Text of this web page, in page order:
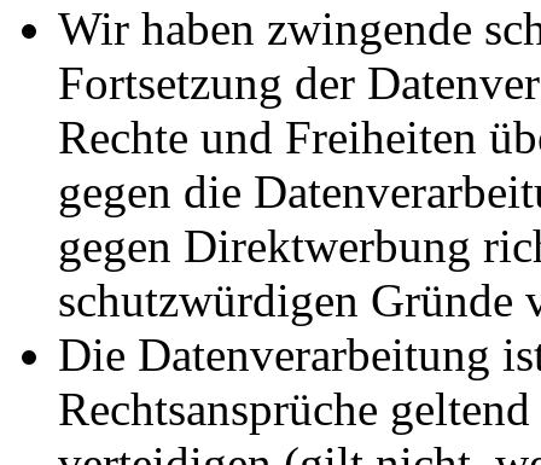
Wir haben zwingende
Fortsetzung der
Rechte und Freiheiten
gegen die
gegen Direktwerbung
schutzwürdigen Gründe
Die Datenverarbeitung
Rechtsansprüche